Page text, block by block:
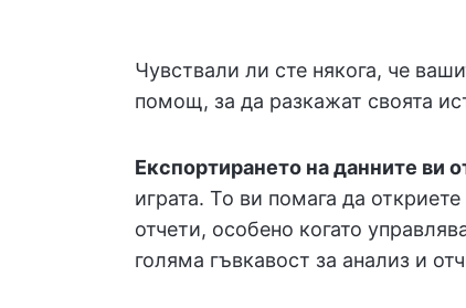
Чувствали ли сте някога, че
помощ, за да разкажат своята
Експортирането на данните ви
играта. То ви помага да
отчети, особено когато
голяма гъвкавост за анализ и